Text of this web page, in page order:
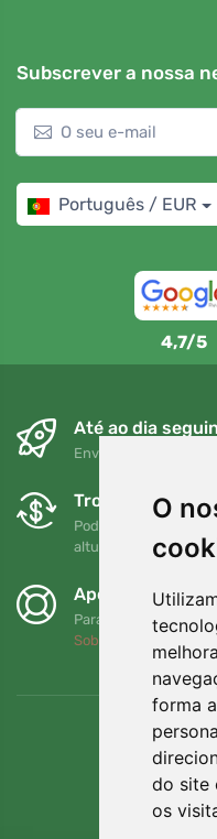
O
forma
do site
os
Subscrever a nossa
Português / EUR
4,7/5
Até ao dia
Envio gratuito para
Trocas e
Pode devolver ou
altura no prazo de 90
Apoiamos a
Para cada
Sobre nós